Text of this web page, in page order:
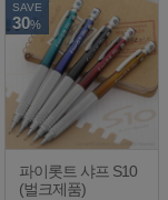
SAVE
30%
파이롯트 샤프 S10
(벌크제품)